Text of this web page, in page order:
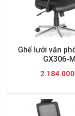
Ghế lưới văn
GX306-M